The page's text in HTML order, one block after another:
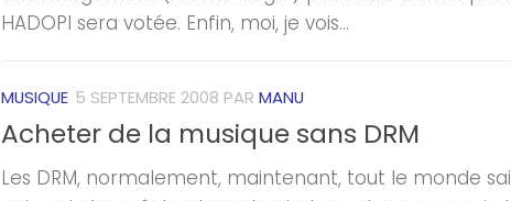
HADOPI sera votée. Enfin, moi, je vois...
MUSIQUE 5 SEPTEMBRE 2008 PAR MANU
Acheter de la musique sans DRM
Les DRM, normalement, maintenant, tout le monde